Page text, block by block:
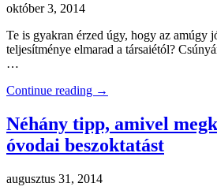
október 3, 2014
Te is gyakran érzed úgy, hogy az amúgy
teljesítménye elmarad a társaiétól?
…
Continue reading →
Néhány tipp, amivel
óvodai beszoktatást
augusztus 31, 2014